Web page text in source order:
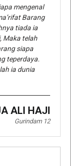
mengenal
Barang
tiada ia
Maka telah
siapa
teperdaya.
ia dunia
ALI HAJI
Gurindam 12